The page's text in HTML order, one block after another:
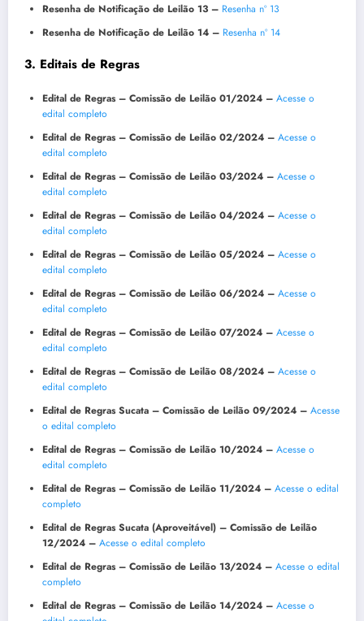
Resenha de Notificação de Leilão 13 – Resenha nº 13
Resenha de Notificação de Leilão 14 – Resenha nº 14
3. Editais de Regras
Edital de Regras – Comissão de Leilão 01/2024 – Acesse o
edital completo
Edital de Regras – Comissão de Leilão 02/2024 – Acesse o
edital completo
Edital de Regras – Comissão de Leilão 03/2024 – Acesse o
edital completo
Edital de Regras – Comissão de Leilão 04/2024 – Acesse o
edital completo
Edital de Regras – Comissão de Leilão 05/2024 – Acesse o
edital completo
Edital de Regras – Comissão de Leilão 06/2024 – Acesse o
edital completo
Edital de Regras – Comissão de Leilão 07/2024 – Acesse o
edital completo
Edital de Regras – Comissão de Leilão 08/2024 – Acesse o
edital completo
Edital de Regras Sucata – Comissão de Leilão 09/2024 – Acesse
o edital completo
Edital de Regras – Comissão de Leilão 10/2024 – Acesse o
edital completo
Edital de Regras – Comissão de Leilão 11/2024 – Acesse o edital
completo
Edital de Regras Sucata (Aproveitável) – Comissão de Leilão
12/2024 – Acesse o edital completo
Edital de Regras – Comissão de Leilão 13/2024 – Acesse o edital
completo
Edital de Regras – Comissão de Leilão 14/2024 – Acesse o